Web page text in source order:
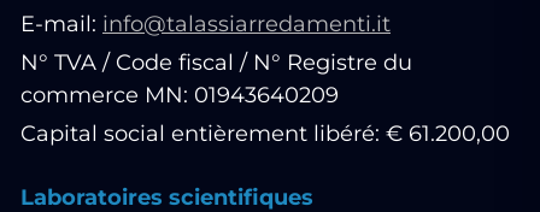
E-mail: info@talassiarredamenti.it
N° TVA / Code fiscal / N° Registre du
commerce MN: 01943640209
Capital social entièrement libéré: € 61.200,00
Laboratoires scientifiques